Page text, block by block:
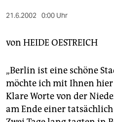
sport
berlin
wahrheit
verlag
21.6.2002 0:00 Uhr
von HEIDE OESTREICH
„Berlin ist eine schöne
möchte ich mit Ihnen
Klare Worte von der
am Ende einer